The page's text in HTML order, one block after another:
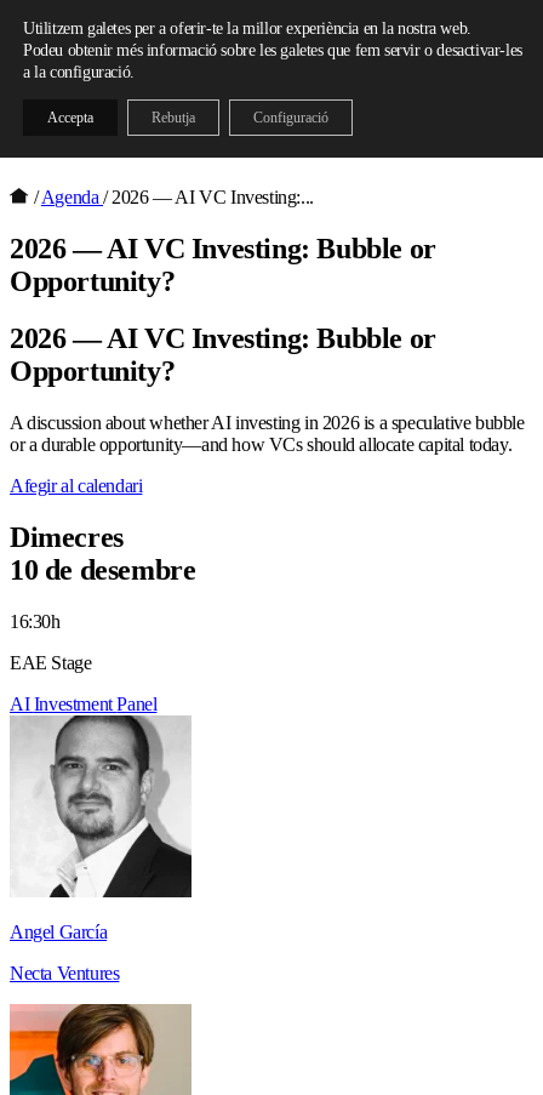
Skip to content
/ Agenda/ 2026 — AI VC Investing:...
2026 — AI VC Investing: Bubble or
Opportunity?
2026 — AI VC Investing: Bubble or
Opportunity?
A discussion about whether AI investing in 2026 is a speculative bubble
or a durable opportunity—and how VCs should allocate capital today.
Afegir al calendari
Dimecres
10 de desembre
16:30h
EAE Stage
AIInvestmentPanel
Angel García
Necta Ventures
Utilitzem galetes per a oferir-te la millor experiència en la nostra web.
Podeu obtenir més informació sobre les galetes que fem servir o desactivar-les
a la configuració.
Accepta Rebutja Configuració